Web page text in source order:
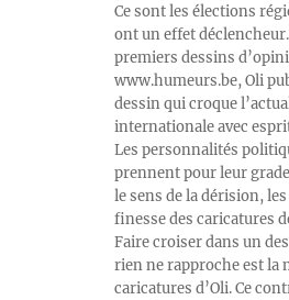
Ce sont les élections
ont un effet
premiers dessins
www.humeurs.be, Oli
dessin qui croque
internationale avec
Les personnalités
prennent pour leur
le sens de la dérision,
finesse des caricatures
Faire croiser dans un
rien ne rapproche est la
caricatures d’Oli. Ce